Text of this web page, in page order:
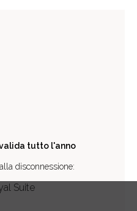
tutto l'anno
disconnessione:
Suite